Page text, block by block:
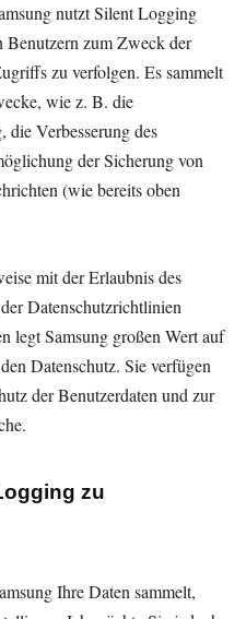
nutzt Silent Logging
Benutzern zum Zweck der
zu verfolgen. Es sammelt
wie z. B. die
die Verbesserung des
der Sicherung von
(wie bereits oben
mit der Erlaubnis des
Datenschutzrichtlinien
legt Samsung großen Wert auf
Datenschutz. Sie verfügen
der Benutzerdaten und zur
zu
Ihre Daten sammelt,